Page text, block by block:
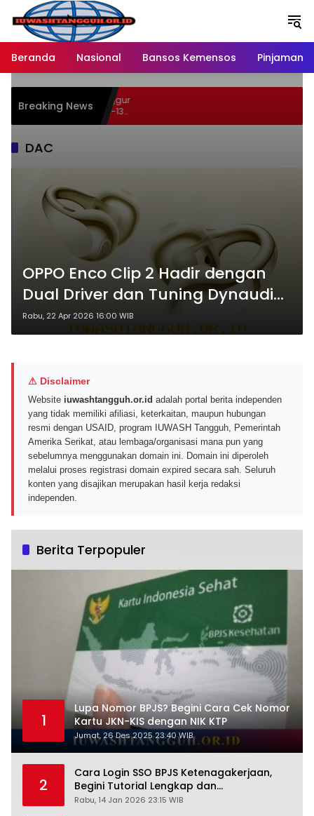
Langsung
konten
Beranda
Nasional Bansos Kemensos Pinjaman
Breaking News
Persen Buah Anggur
Spesial 12-13
DAC
OPPO Enco Clip 2 Hadir dengan
Dual Driver dan Tuning Dynaudio
untuk Pengalaman Audio Terbaik
di Tahun 2026
Rabu, 22 Apr 2026 16:00 WIB
⚠ Disclaimer
Website iuwashtangguh.or.id adalah portal berita independen
yang tidak memiliki afiliasi, keterkaitan, maupun hubungan
resmi dengan USAID, program IUWASH Tangguh, Pemerintah
Amerika Serikat, atau lembaga/organisasi mana pun yang
sebelumnya menggunakan domain ini. Domain ini diperoleh
melalui proses registrasi domain expired secara sah. Seluruh
konten yang disajikan merupakan hasil kerja redaksi
independen.
Berita Terpopuler
1
Lupa Nomor BPJS? Begini Cara Cek Nomor
Kartu JKN-KIS dengan NIK KTP
Jumat, 26 Des 2025 23:40 WIB
2
Cara Login SSO BPJS Ketenagakerjaan,
Begini Tutorial Lengkap dan
Pengertiannya
Rabu, 14 Jan 2026 23:15 WIB